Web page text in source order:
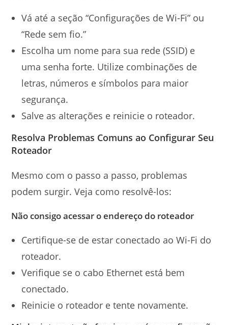
Vá até a seção “Configurações de Wi-Fi” ou
“Rede sem fio.”
Escolha um nome para sua rede (SSID) e
uma senha forte. Utilize combinações de
letras, números e símbolos para maior
segurança.
Salve as alterações e reinicie o roteador.
Resolva Problemas Comuns ao Configurar Seu
Roteador
Mesmo com o passo a passo, problemas
podem surgir. Veja como resolvê-los:
Não consigo acessar o endereço do roteador
Certifique-se de estar conectado ao Wi-Fi do
roteador.
Verifique se o cabo Ethernet está bem
conectado.
Reinicie o roteador e tente novamente.